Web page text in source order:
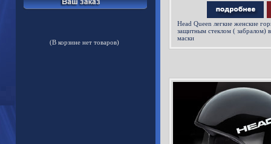
(В корзине нет товаров)
Head Queen легкие женские
защитным стеклом (
маски